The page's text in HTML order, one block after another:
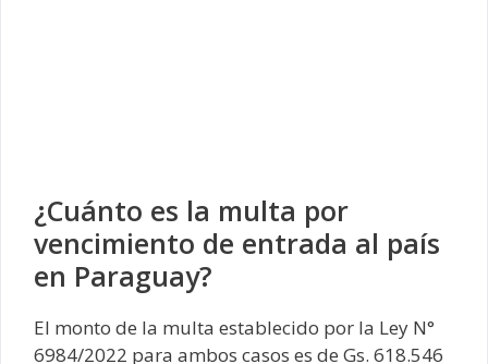
¿Cuánto es la multa por
vencimiento de entrada al país
en Paraguay?
El monto de la multa establecido por la Ley N°
6984/2022 para ambos casos es de Gs. 618.546